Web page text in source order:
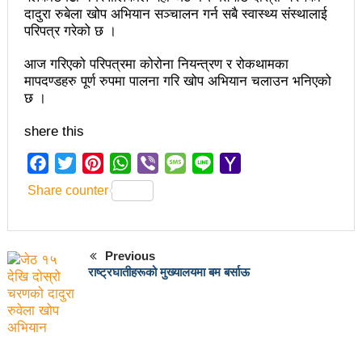
अझ सुदृढ बनाएको छः प्रचण्ड
छिटफुटबाहेक शान्तिपूर्ण रुपमा मतदान सम्पन्न
आज प्रतिनिधिसभा सदस्य निर्वाचनः देशैभर मतदान जारी
कविता – अपजश
पुरस्कार वितरणबिनै काउन्सिलले सम्पन्न गर्‍यो वार्षिकोत्सव
खतिवडाको नयाँ गीत जमाना आजकाल
सहनशीलताको ब्रेक
राममाया च्यामिनीसँग दशरथ चन्दको अनुरोध – प्रेमविनोद नन्दन
दादुरा रुबेला खोप अभियान सञ्चालन गर्न सबै स्वास्थ्य संस्थालाई
परिपत्र गरेको छ ।
आज गरिएको परिपत्रमा कोरोना नियन्त्रण र रोकथामका
मापदण्डहरु पूर्ण रुपमा पालना गरि खोप अभियान चलाउन भनिएको
छ ।
shere this
Facebook
TwitterPinterestWhatsApp
Viber Message
Line
Share counter
Previous
राष्ट्रघातीहरूको मुख्यालयमा बम बर्साऊ